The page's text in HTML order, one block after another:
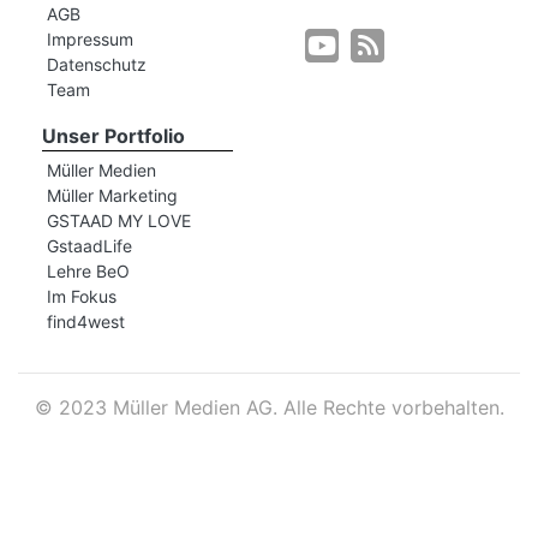
AGB
Impressum
Datenschutz
Team
Unser Portfolio
Müller Medien
Müller Marketing
GSTAAD MY LOVE
GstaadLife
Lehre BeO
Im Fokus
find4west
© 2023 Müller Medien AG. Alle Rechte vorbehalten.